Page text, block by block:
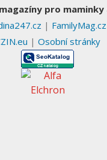
pro
| FamilyMag.cz
| Osobní stránky